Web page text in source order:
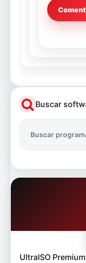
Buscar
UltraISO